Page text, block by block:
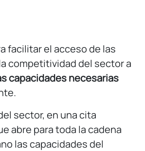
facilitar el acceso de las
competitividad del sector a
capacidades necesarias
sector, en una cita
abre para toda la cadena
las capacidades del